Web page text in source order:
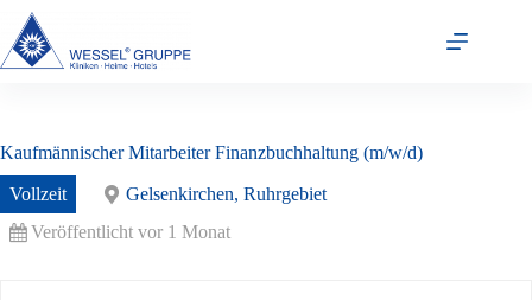
Zum
Inhalt
springen
Kaufmännischer Mitarbeiter Finanzbuchhaltung (m/w/d)
Vollzeit
Gelsenkirchen, Ruhrgebiet
Veröffentlicht vor 1 Monat